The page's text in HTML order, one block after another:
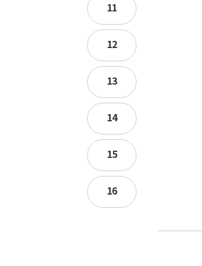
11
12
13
14
15
16